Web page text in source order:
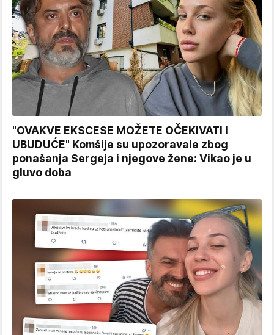
"OVAKVE EKSCESE MOŽETE OČEKIVATI I
UBUDUĆE" Komšije su upozoravale zbog
ponašanja Sergeja i njegove žene: Vikao je u
gluvo doba